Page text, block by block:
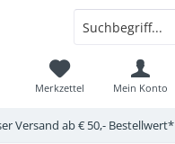
Merkzettel Mein Konto
Versand ab € 50,- Bestellwert*